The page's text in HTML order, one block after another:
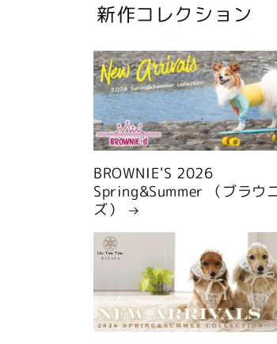
新作コレクション
BROWNIE'S 2026
Spring&Summer （ブラウ
ズ）